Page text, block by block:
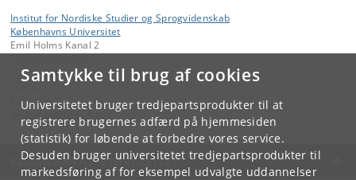
Samtykke til brug af cookies
Universitetet bruger tredjepartsprodukter til at
registrere brugernes adfærd på hjemmesiden
(statistik) for løbende at forbedre vores service.
Desuden bruger universitetet tredjepartsprodukter til
markedsføring af for eksempel udvalgte uddannelser
Institut for Nordiske Studier og Sprogvidenskab
Københavns Universitet
Emil Holms Kanal 2
Pia Quist
KØBENHAVNS UNIVERSITET